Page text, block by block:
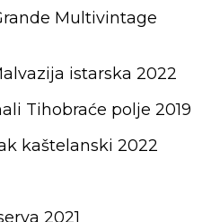
Multivintage
istarska 2022
Tihobraće polje 2019
kaštelanski 2022
2021